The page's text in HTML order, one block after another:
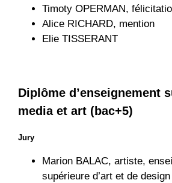
Timoty OPERMAN,
Alice RICHARD, mention
Elie TISSERANT
Diplôme d’enseignement
media et art (bac+5)
Jury
Marion BALAC, artiste,
supérieure d’art et de